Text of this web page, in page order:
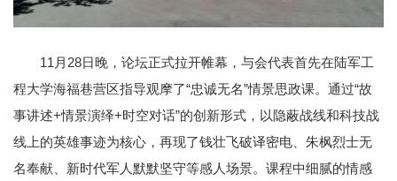
11月28日晚，论坛正式拉开帷幕，与会代表首先在陆军工
程大学海福巷营区指导观摩了“忠诚无名”情景思政课。通过“故
事讲述+情景演绎+时空对话”的创新形式，以隐蔽战线和科技战
线上的英雄事迹为核心，再现了钱壮飞破译密电、朱枫烈士无
名奉献、新时代军人默默坚守等感人场景。课程中细腻的情感